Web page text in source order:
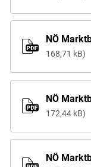
NÖ
168,71 kB
NÖ
172,44 kB
NÖ